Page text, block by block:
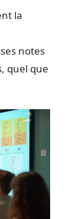
la
notes
quel que